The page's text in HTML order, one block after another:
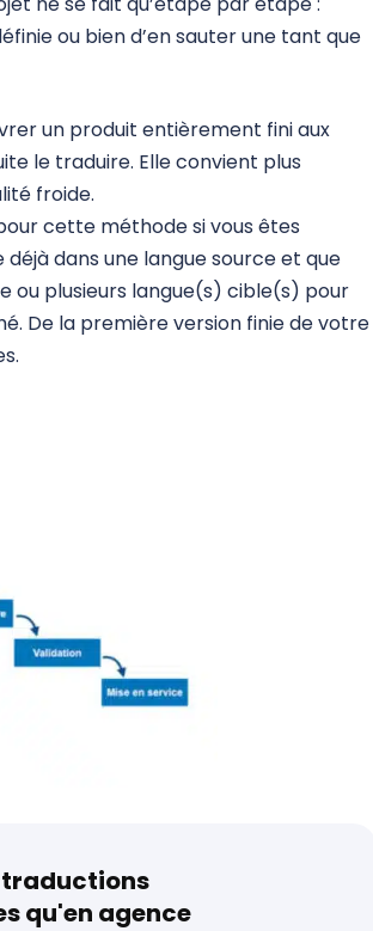
ou bien d’en sauter une tant que
un produit entièrement fini aux
le traduire. Elle convient plus
froide.
cette méthode si vous êtes
dans une langue source et que
ou plusieurs langue(s) cible(s) pour
De la première version finie de votre
traductions
qu'en agence